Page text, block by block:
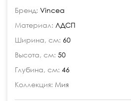
Бренд: Vincea
Материал: ЛДСП
Ширина, см: 60
Высота, см: 50
Глубина, см: 46
Коллекция: Мия